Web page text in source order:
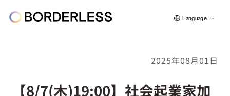
ボーダレスについて
Language
2025年08月01日
【8/7(木)19:00】社会起業家加